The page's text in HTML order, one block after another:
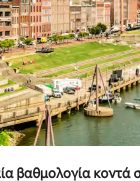
βαθμολογία κοντά